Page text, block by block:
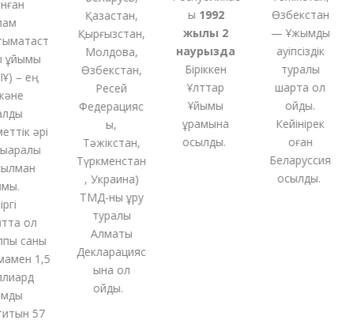
– ең
әрі
ол
саны
1,5
57
Қазақстан,
Қырғызстан,
Молдова,
Өзбекстан,
Ресей
Федерацияс
ы,
Тәжікстан,
Түркменстан
Украина)
ТМД-нықұру
туралы
Алматы
Декларацияс
ына қол
қойды.
ы1992
жылы 2
наурызда
Біріккен
Ұлттар
Ұйымы
құрамына
қосылды.
Өзбекстан
— Ұжымдық
қауіпсіздік
туралы
шартқа қол
қойды.
Кейінірек
оған
Беларуссия
қосылды.